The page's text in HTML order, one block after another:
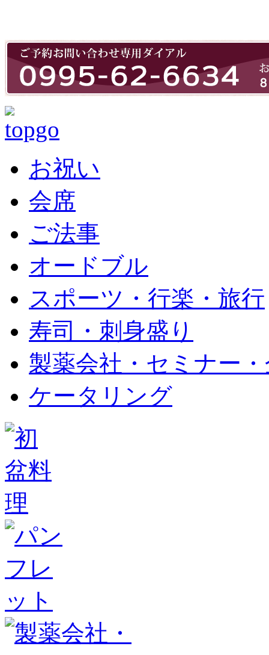
お祝い
会席
ご法事
オードブル
スポーツ・行楽・旅行
寿司・刺身盛り
製薬会社・セミナー
ケータリング